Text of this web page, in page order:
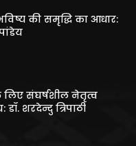
की समृद्धि का आधार:
लिए संघर्षशील नेतृत्व
शरदेन्दु त्रिपाठी